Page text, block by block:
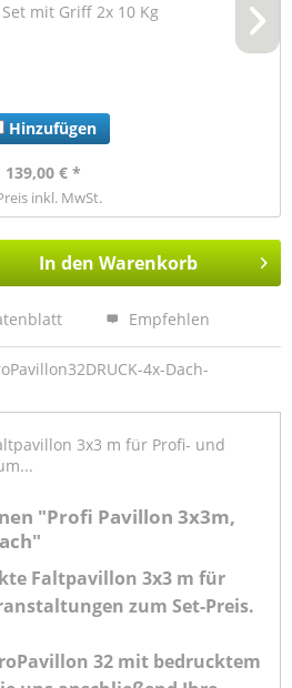
mit Griff 2x 10 Kg
Hinzufügen
139,00 € *
inkl. MwSt.
In den Warenkorb
Empfehlen
4x-Dach-
3x3 m für Profi- und
"Profi Pavillon 3x3m,
Faltpavillon 3x3 m für
zum Set-Preis.
32 mit bedrucktem